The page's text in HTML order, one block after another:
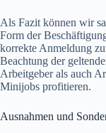
Als Fazit können wir
Form der
korrekte Anmeldung
Beachtung der
Arbeitgeber als auch
Minijobs profitieren.
Ausnahmen und